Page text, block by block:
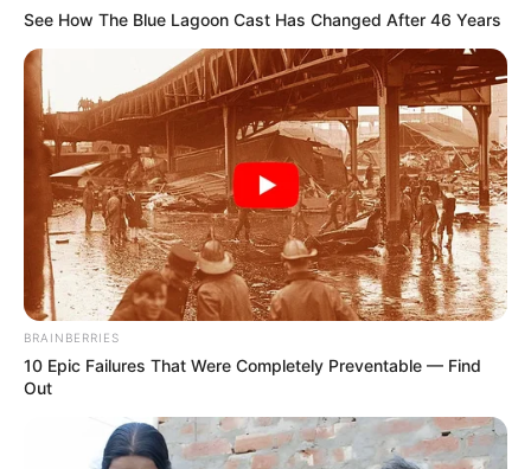
See How The Blue Lagoon Cast Has Changed After 46 Years
BRAINBERRIES
10 Epic Failures That Were Completely Preventable — Find
Out